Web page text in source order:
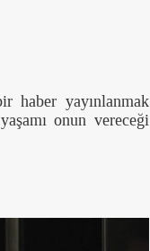
haber yayınlanmak
onun vereceği